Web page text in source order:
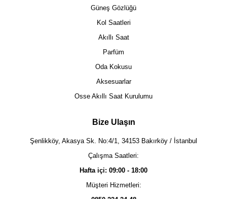
Güneş Gözlüğü
Kol Saatleri
Akıllı Saat
Parfüm
Oda Kokusu
Aksesuarlar
Osse Akıllı Saat Kurulumu
Bize Ulaşın
Şenlikköy, Akasya Sk. No:4/1, 34153 Bakırköy / İstanbul
Çalışma Saatleri:
Hafta içi: 09:00 - 18:00
Müşteri Hizmetleri: